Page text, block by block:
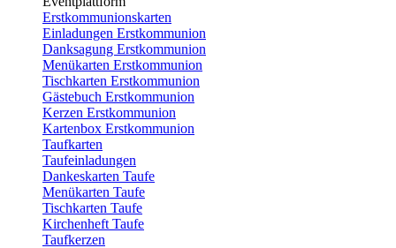
Erstkommunionskarten
Einladungen Erstkommunion
Danksagung Erstkommunion
Menükarten Erstkommunion
Tischkarten Erstkommunion
Gästebuch Erstkommunion
Kerzen Erstkommunion
Kartenbox Erstkommunion
Taufkarten
Taufeinladungen
Dankeskarten Taufe
Menükarten Taufe
Tischkarten Taufe
Kirchenheft Taufe
Taufkerzen